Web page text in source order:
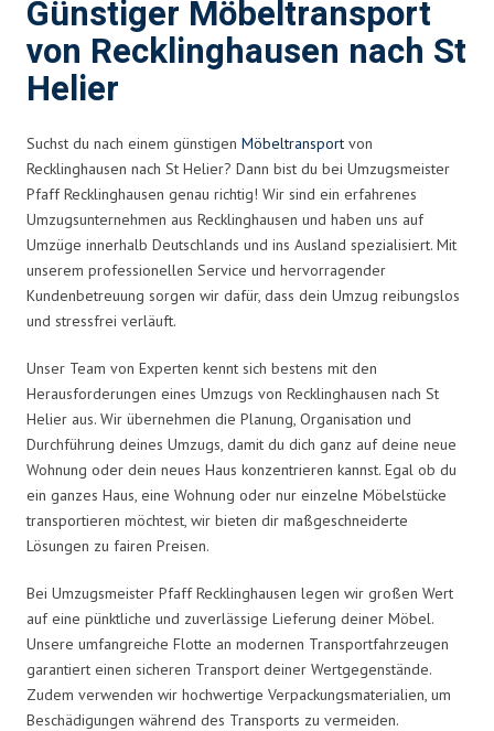
Günstiger Möbeltransport
von Recklinghausen nach St
Helier
Suchst du nach einem günstigen Möbeltransport von
Recklinghausen nach St Helier? Dann bist du bei Umzugsmeister
Pfaff Recklinghausen genau richtig! Wir sind ein erfahrenes
Umzugsunternehmen aus Recklinghausen und haben uns auf
Umzüge innerhalb Deutschlands und ins Ausland spezialisiert. Mit
unserem professionellen Service und hervorragender
Kundenbetreuung sorgen wir dafür, dass dein Umzug reibungslos
und stressfrei verläuft.
Unser Team von Experten kennt sich bestens mit den
Herausforderungen eines Umzugs von Recklinghausen nach St
Helier aus. Wir übernehmen die Planung, Organisation und
Durchführung deines Umzugs, damit du dich ganz auf deine neue
Wohnung oder dein neues Haus konzentrieren kannst. Egal ob du
ein ganzes Haus, eine Wohnung oder nur einzelne Möbelstücke
transportieren möchtest, wir bieten dir maßgeschneiderte
Lösungen zu fairen Preisen.
Bei Umzugsmeister Pfaff Recklinghausen legen wir großen Wert
auf eine pünktliche und zuverlässige Lieferung deiner Möbel.
Unsere umfangreiche Flotte an modernen Transportfahrzeugen
garantiert einen sicheren Transport deiner Wertgegenstände.
Zudem verwenden wir hochwertige Verpackungsmaterialien, um
Beschädigungen während des Transports zu vermeiden.